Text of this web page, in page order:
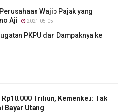
Wajib Pajak yang
Aji
2021-05-05
PKPU dan Dampaknya ke
Triliun, Kemenkeu: Tak
Bayar Utang